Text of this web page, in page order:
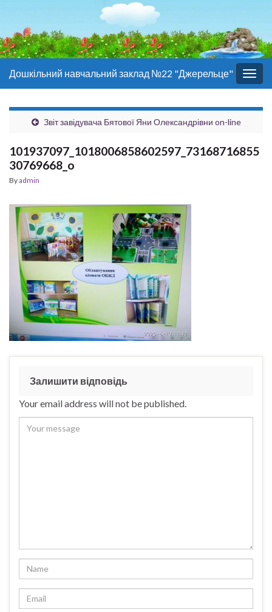
Дошкільний навчальний заклад №22 "Джерельце"
Звіт завідувача Бятової Яни Олександрівни on-line
101937097_1018006858602597_73168716855
30769668_o
Byadmin
Залишити відповідь
Your email address will not be published.